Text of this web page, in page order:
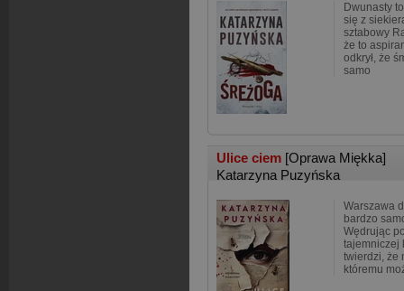
Dwunasty
się z
sztabowy
że to
odkrył, że
samo
Ulice ciem [Oprawa Miękka]
Katarzyna Puzyńska
Warszawa
bardzo
Wędrując
tajemniczej
twierdzi, że
któremu